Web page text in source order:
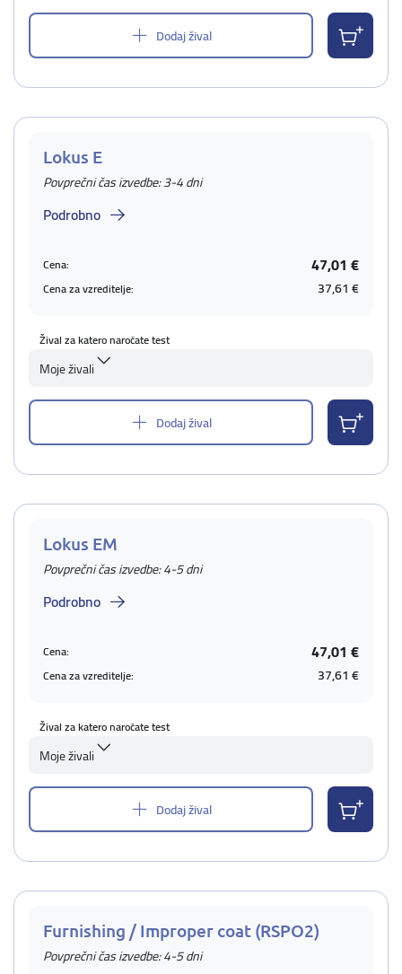
Dodaj žival
Lokus E
Povprečni čas izvedbe: 3-4 dni
Podrobno
Cena: 47,01 €
Cena za vzreditelje: 37,61 €
Žival za katero naročate test
Moje živali
Dodaj žival
Lokus EM
Povprečni čas izvedbe: 4-5 dni
Podrobno
Cena: 47,01 €
Cena za vzreditelje: 37,61 €
Žival za katero naročate test
Moje živali
Dodaj žival
Furnishing / Improper coat (RSPO2)
Povprečni čas izvedbe: 4-5 dni